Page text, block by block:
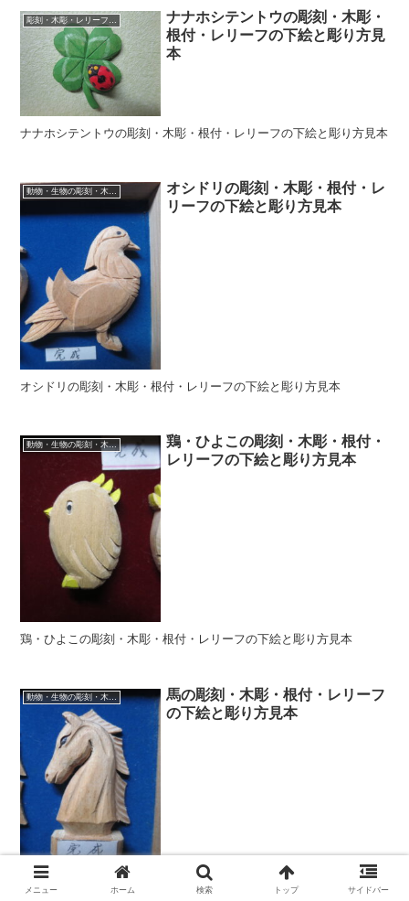
ナナホシテントウの彫刻・木彫・
根付・レリーフの下絵と彫り方見
本
ナナホシテントウの彫刻・木彫・根付・レリーフの下絵と彫り方見本
動物・生物の彫刻・木彫・レリーフ・根付・彫刻の彫り方
オシドリの彫刻・木彫・根付・レ
リーフの下絵と彫り方見本
オシドリの彫刻・木彫・根付・レリーフの下絵と彫り方見本
動物・生物の彫刻・木彫・レリーフ・根付・彫刻の彫り方
鶏・ひよこの彫刻・木彫・根付・
レリーフの下絵と彫り方見本
鶏・ひよこの彫刻・木彫・根付・レリーフの下絵と彫り方見本
動物・生物の彫刻・木彫・レリーフ・根付・彫刻の彫り方
馬の彫刻・木彫・根付・レリーフ
の下絵と彫り方見本
馬の彫刻・木彫・根付・レリーフの下絵と彫り方見本
メニュー ホーム 検索 トップ サイドバー